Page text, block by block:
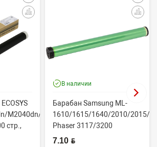
M2040dn/M2540dw
стр.,
В наличии
Барабан Samsung ML-
1610/1615/1640/2010/2015/
Phaser 3117/3200
(CONTENT)
7.10 BYN